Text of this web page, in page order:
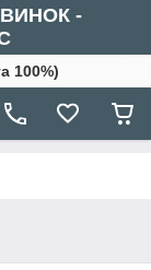
-
100%)